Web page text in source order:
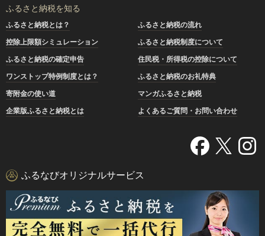
ふるさと納税を知る
ふるさと納税とは？
ふるさと納税の流れ
控除上限額シミュレーション
ふるさと納税制度について
ふるさと納税の確定申告
住民税・所得税の控除について
ワンストップ特例制度とは？
ふるさと納税のお礼特典
寄附金の使い道
マンガふるさと納税
企業版ふるさと納税とは
よくあるご質問・お問い合わせ
ふるなびオリジナルサービス